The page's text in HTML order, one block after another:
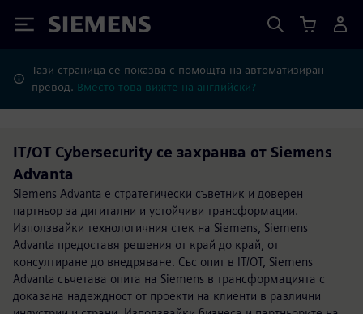
Siemens
Тази страница се показва с помощта на автоматизиран
превод. Вместо това вижте на английски?
IT/OT Cybersecurity се захранва от Siemens
Advanta
Siemens Advanta е стратегически съветник и доверен
партньор за дигитални и устойчиви трансформации.
Използвайки технологичния стек на Siemens, Siemens
Advanta предоставя решения от край до край, от
консултиране до внедряване. Със опит в IT/OT, Siemens
Advanta съчетава опита на Siemens в трансформацията с
доказана надеждност от проекти на клиенти в различни